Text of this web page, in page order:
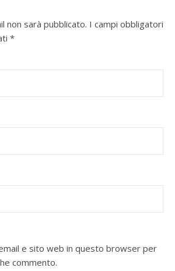
non sarà pubblicato. I campi obbligatori
*
e sito web in questo browser per
commento.